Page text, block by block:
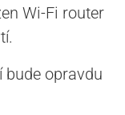
Wi-Fi router
bude opravdu